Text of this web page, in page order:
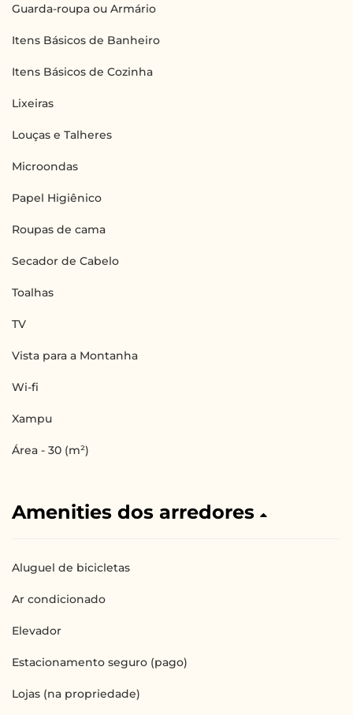
Guarda-roupa ou Armário
Itens Básicos de Banheiro
Itens Básicos de Cozinha
Lixeiras
Louças e Talheres
Microondas
Papel Higiênico
Roupas de cama
Secador de Cabelo
Toalhas
TV
Vista para a Montanha
Wi-fi
Xampu
Área - 30 (m²)
Amenities dos arredores
Aluguel de bicicletas
Ar condicionado
Elevador
Estacionamento seguro (pago)
Lojas (na propriedade)